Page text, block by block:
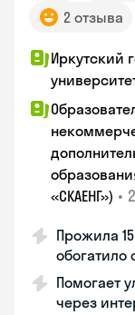
2 отзыва
Иркутский
«СКАЕНГ») •
Прожила
обогатило
Помогает
через